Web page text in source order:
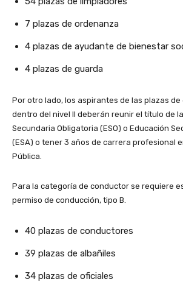
7 plazas de ordenanza
4 plazas de ayudante de bienestar
4 plazas de guarda
Por otro lado, los aspirantes de las plazas de
dentro del nivel II deberán reunir el título de
Secundaria Obligatoria (ESO) o Educación
(ESA) o tener 3 años de carrera profesional
Pública.
Para la categoría de conductor se requiere
permiso de conducción, tipo B.
40 plazas de conductores
39 plazas de albañiles
34 plazas de oficiales